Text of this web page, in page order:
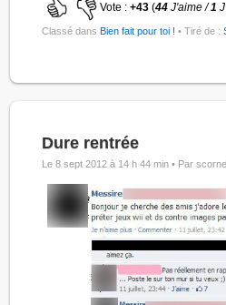
Vote :+43 (44J'aime /1
Classé dans Bien fait pour toi ! • Tiré de :
Dure rentrée
Le 8 sept 2012 à 14 h 44 min • Par